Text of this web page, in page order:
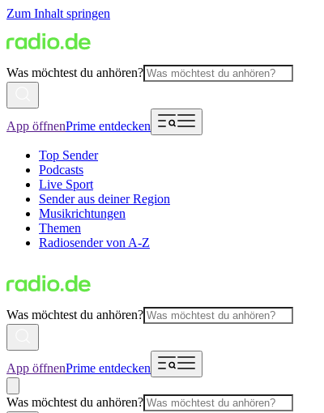
Zum Inhalt springen
Was möchtest du anhören?
App öffnenPrime entdecken
Top Sender
Podcasts
Live Sport
Sender aus deiner Region
Musikrichtungen
Themen
Radiosender von A-Z
Was möchtest du anhören?
App öffnenPrime entdecken
Was möchtest du anhören?